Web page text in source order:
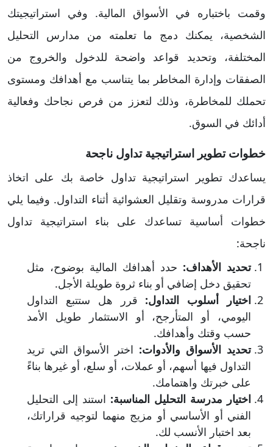
وقمت باختباره في الأسواق المالية. وفي استراتيجيتك
الشخصية، يمكنك دمج ما تعلمته من مدارس التحليل
المختلفة، وتحديد قواعد واضحة للدخول والخروج من
الصفقات وإدارة المخاطر بما يتناسب مع أهدافك ومستوى
تحملك للمخاطرة، وذلك لتعزز من فرص نجاحك وفعالية
أدائك في السوق.
خطوات تطوير استراتيجية تداول ناجحة
يساعدك تطوير استراتيجية تداول خاصة بك على اتخاذ
قرارات مدروسة وتقليل العشوائية أثناء التداول. وفيما يلي
خطوات أساسية تساعدك على بناء استراتيجية تداول
ناجحة:
تحديد الأهداف: حدد أهدافك المالية بوضوح، مثل
تحقيق دخل إضافي أو بناء ثروة طويلة الأجل.
اختيار أسلوب التداول: قرر هل ستتبع التداول
اليومي، أو المتأرجح، أو الاستثمار طويل الأمد
حسب وقتك وأهدافك.
تحديد الأسواق والأدوات: اختر الأسواق التي تريد
التداول فيها أسهم، أو عملات، أو سلع، أو غيرها بناءً
على خبرتك واهتمامك.
اختيار مدرسة التحليل المناسبة: استند إلى التحليل
الفني أو الأساسي أو مزيج منهما لتوجيه قراراتك،
بعد اختبار الأنسب لك.